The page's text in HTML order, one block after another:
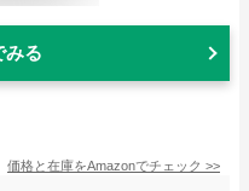
みる
価格と在庫をAmazonでチェック >>